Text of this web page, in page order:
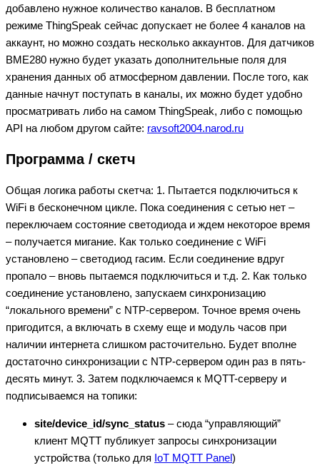
добавлено нужное количество каналов. В бесплатном
режиме ThingSpeak сейчас допускает не более 4 каналов на
аккаунт, но можно создать несколько аккаунтов. Для датчиков
BME280 нужно будет указать дополнительные поля для
хранения данных об атмосферном давлении. После того, как
данные начнут поступать в каналы, их можно будет удобно
просматривать либо на самом ThingSpeak, либо с помощью
API на любом другом сайте: ravsoft2004.narod.ru
Программа / скетч
Общая логика работы скетча: 1. Пытается подключиться к
WiFi в бесконечном цикле. Пока соединения с сетью нет –
переключаем состояние светодиода и ждем некоторое время
– получается мигание. Как только соединение с WiFi
установлено – светодиод гасим. Если соединение вдруг
пропало – вновь пытаемся подключиться и т.д. 2. Как только
соединение установлено, запускаем синхронизацию
“локального времени” с NTP-сервером. Точное время очень
пригодится, а включать в схему еще и модуль часов при
наличии интернета слишком расточительно. Будет вполне
достаточно синхронизации с NTP-сервером один раз в пять-
десять минут. 3. Затем подключаемся к MQTT-серверу и
подписываемся на топики:
site/device_id/sync_status – сюда “управляющий”
клиент MQTT публикует запросы синхронизации
устройства (только для IoT MQTT Panel)